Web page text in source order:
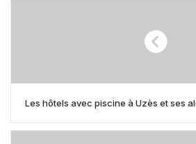
Les hôtels avec piscine à Uzès et ses